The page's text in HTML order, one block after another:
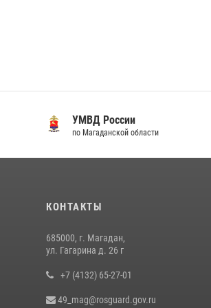
УМВД России
по Магаданской области
КОНТАКТЫ
685000, г. Магадан,
ул. Гагарина д. 26 г
+7 (4132) 65-27-01
49_mag@rosguard.gov.ru